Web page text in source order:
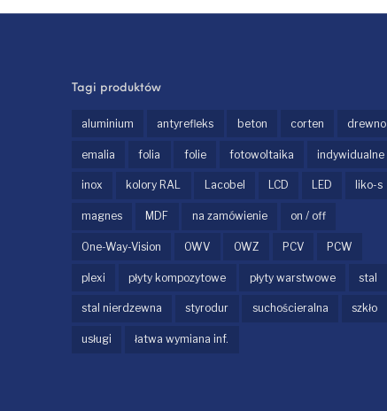
Tagi produktów
aluminium antyrefleks beton corten drewno
emalia folia folie fotowoltaika indywidualne
inox kolory RAL Lacobel LCD LED liko-s
magnes MDF na zamówienie on / off
One-Way-Vision OWV OWZ PCV PCW
plexi płyty kompozytowe płyty warstwowe stal
stal nierdzewna styrodur suchościeralna szkło
usługi łatwa wymiana inf.